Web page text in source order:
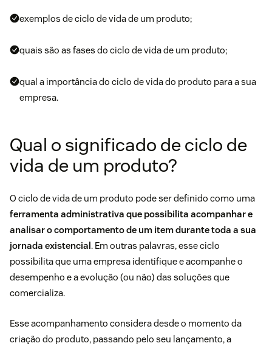
exemplos de ciclo de vida de um produto;
quais são as fases do ciclo de vida de um produto;
qual a importância do ciclo de vida do produto para a sua
empresa.
Qual o significado de ciclo de
vida de um produto?
O ciclo de vida de um produto pode ser definido como uma
ferramenta administrativa que possibilita acompanhar e
analisar o comportamento de um item durante toda a sua
jornada existencial . Em outras palavras, esse ciclo
possibilita que uma empresa identifique e acompanhe o
desempenho e a evolução (ou não) das soluções que
comercializa.
Esse acompanhamento considera desde o momento da
criação do produto, passando pelo seu lançamento, a